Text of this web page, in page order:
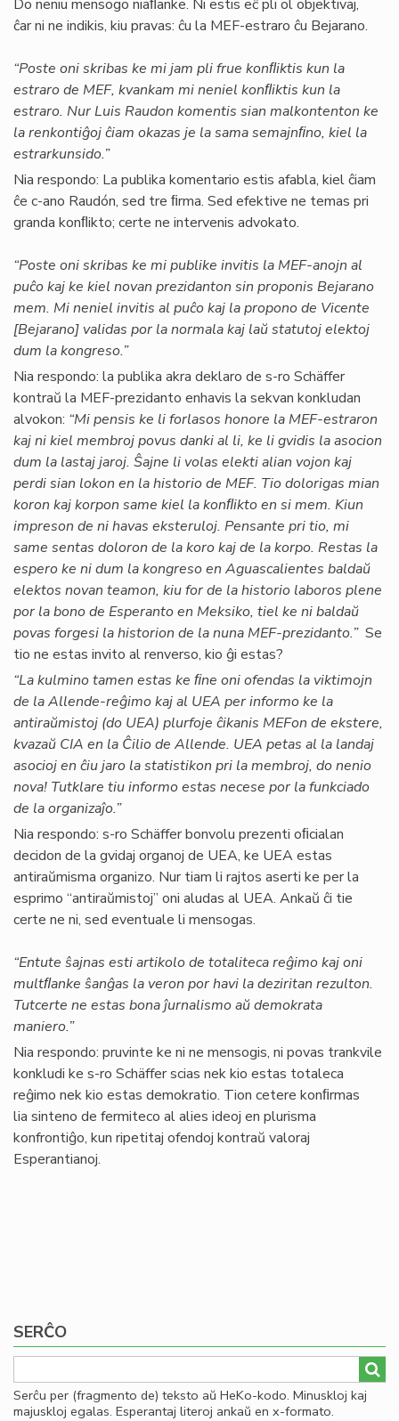
Do neniu mensogo niaﬂanke. Ni estis eĉ pli ol objektivaj,
ĉar ni ne indikis, kiu pravas: ĉu la MEF-estraro ĉu Bejarano.
“Poste oni skribas ke mi jam pli frue konﬂiktis kun la
estraro de MEF, kvankam mi neniel konﬂiktis kun la
estraro. Nur Luis Raudon komentis sian malkontenton ke
la renkontiĝoj ĉiam okazas je la sama semajnﬁno, kiel la
estrarkunsido.”
Nia respondo: La publika komentario estis afabla, kiel ĉiam
ĉe c-ano Raudón, sed tre ﬁrma. Sed efektive ne temas pri
granda konﬂikto; certe ne intervenis advokato.
“Poste oni skribas ke mi publike invitis la MEF-anojn al
puĉo kaj ke kiel novan prezidanton sin proponis Bejarano
mem. Mi neniel invitis al puĉo kaj la propono de Vicente
[Bejarano] validas por la normala kaj laŭ statutoj elektoj
dum la kongreso.”
Nia respondo: la publika akra deklaro de s-ro Schäffer
kontraŭ la MEF-prezidanto enhavis la sekvan konkludan
alvokon: “Mi pensis ke li forlasos honore la MEF-estraron
kaj ni kiel membroj povus danki al li, ke li gvidis la asocion
dum la lastaj jaroj. Ŝajne li volas elekti alian vojon kaj
perdi sian lokon en la historio de MEF. Tio dolorigas mian
koron kaj korpon same kiel la konﬂikto en si mem. Kiun
impreson de ni havas eksteruloj. Pensante pri tio, mi
same sentas doloron de la koro kaj de la korpo. Restas la
espero ke ni dum la kongreso en Aguascalientes baldaŭ
elektos novan teamon, kiu for de la historio laboros plene
por la bono de Esperanto en Meksiko, tiel ke ni baldaŭ
povas forgesi la historion de la nuna MEF-prezidanto.”Se
tio ne estas invito al renverso, kio ĝi estas?
“La kulmino tamen estas ke ﬁne oni ofendas la viktimojn
de la Allende-reĝimo kaj al UEA per informo ke la
antiraŭmistoj (do UEA) plurfoje ĉikanis MEFon de ekstere,
kvazaŭ CIA en la Ĉilio de Allende. UEA petas al la landaj
asocioj en ĉiu jaro la statistikon pri la membroj, do nenio
nova! Tutklare tiu informo estas necese por la funkciado
de la organizaĵo.”
Nia respondo: s-ro Schäffer bonvolu prezenti oﬁcialan
decidon de la gvidaj organoj de UEA, ke UEA estas
antiraŭmisma organizo. Nur tiam li rajtos aserti ke per la
esprimo “antiraŭmistoj” oni aludas al UEA. Ankaŭ ĉi tie
certe ne ni, sed eventuale li mensogas.
“Entute ŝajnas esti artikolo de totaliteca reĝimo kaj oni
multﬂanke ŝanĝas la veron por havi la deziritan rezulton.
Tutcerte ne estas bona ĵurnalismo aŭ demokrata
maniero.”
Nia respondo: pruvinte ke ni ne mensogis, ni povas trankvile
konkludi ke s-ro Schäffer scias nek kio estas totaleca
reĝimo nek kio estas demokratio. Tion cetere konﬁrmas
lia sinteno de fermiteco al alies ideoj en plurisma
konfrontiĝo, kun ripetitaj ofendoj kontraŭ valoraj
Esperantianoj.
SERĈO
Serĉu per (fragmento de) teksto aŭ HeKo-kodo. Minuskloj kaj
majuskloj egalas. Esperantaj literoj ankaŭ en x-formato.